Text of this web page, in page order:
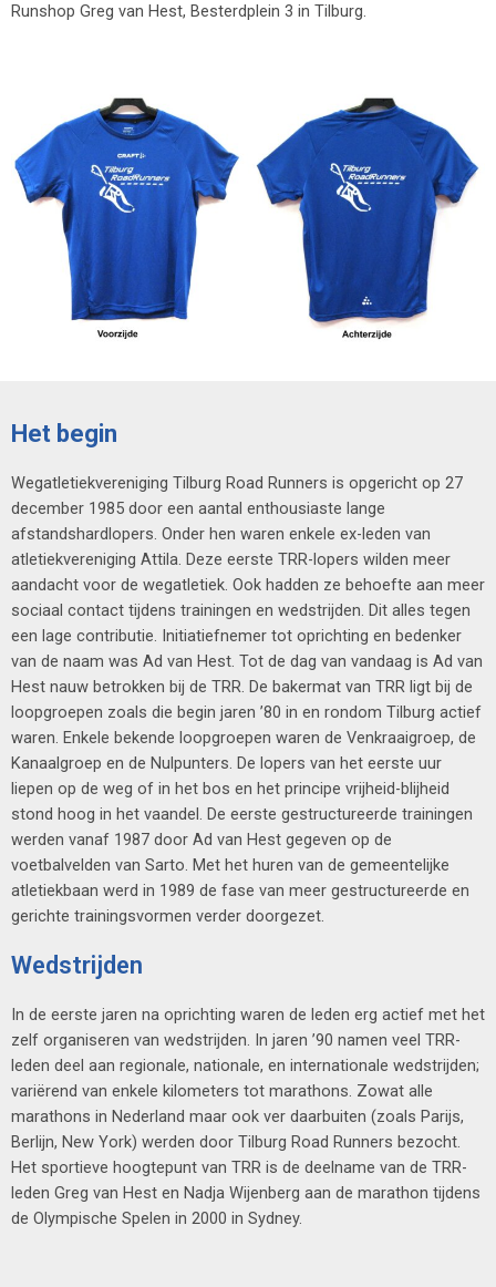
Runshop Greg van Hest, Besterdplein 3 in Tilburg.
Het begin
Wegatletiekvereniging Tilburg Road Runners is opgericht op 27
december 1985 door een aantal enthousiaste lange
afstandshardlopers. Onder hen waren enkele ex-leden van
atletiekvereniging Attila. Deze eerste TRR-lopers wilden meer
aandacht voor de wegatletiek. Ook hadden ze behoefte aan meer
sociaal contact tijdens trainingen en wedstrijden. Dit alles tegen
een lage contributie. Initiatiefnemer tot oprichting en bedenker
van de naam was Ad van Hest. Tot de dag van vandaag is Ad van
Hest nauw betrokken bij de TRR. De bakermat van TRR ligt bij de
loopgroepen zoals die begin jaren ’80 in en rondom Tilburg actief
waren. Enkele bekende loopgroepen waren de Venkraaigroep, de
Kanaalgroep en de Nulpunters. De lopers van het eerste uur
liepen op de weg of in het bos en het principe vrijheid-blijheid
stond hoog in het vaandel. De eerste gestructureerde trainingen
werden vanaf 1987 door Ad van Hest gegeven op de
voetbalvelden van Sarto. Met het huren van de gemeentelijke
atletiekbaan werd in 1989 de fase van meer gestructureerde en
gerichte trainingsvormen verder doorgezet.
Wedstrijden
In de eerste jaren na oprichting waren de leden erg actief met het
zelf organiseren van wedstrijden. In jaren ’90 namen veel TRR-
leden deel aan regionale, nationale, en internationale wedstrijden;
variërend van enkele kilometers tot marathons. Zowat alle
marathons in Nederland maar ook ver daarbuiten (zoals Parijs,
Berlijn, New York) werden door Tilburg Road Runners bezocht.
Het sportieve hoogtepunt van TRR is de deelname van de TRR-
leden Greg van Hest en Nadja Wijenberg aan de marathon tijdens
de Olympische Spelen in 2000 in Sydney.